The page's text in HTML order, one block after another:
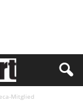
Mitglied